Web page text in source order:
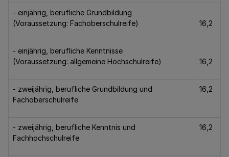
- einjährig, berufliche Grundbildung
(Voraussetzung: Fachoberschulreife)
16,2
- einjährig, berufliche Kenntnisse
(Voraussetzung: allgemeine Hochschulreife)
16,2
- zweijährig, berufliche Grundbildung und
Fachoberschulreife
16,2
- zweijährig, berufliche Kenntnis und
Fachhochschulreife
16,2